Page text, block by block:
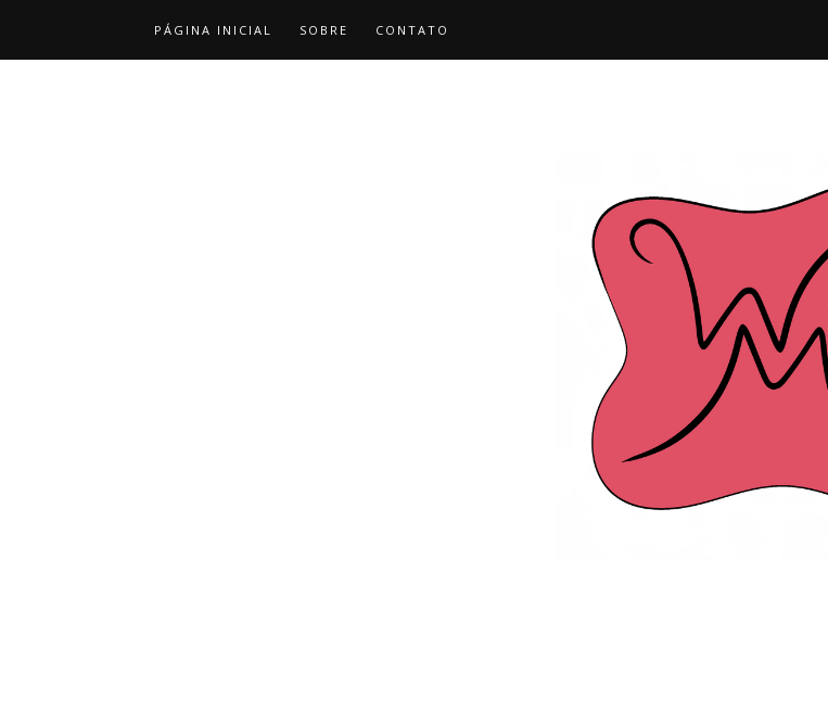
PÁGINA INICIAL SOBRE CONTATO